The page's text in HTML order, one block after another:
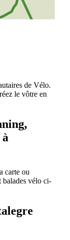
de Vélo.
le vôtre en
carte ou
balades vélo ci-